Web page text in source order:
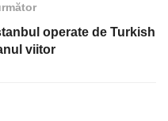
operate de Turkish
viitor